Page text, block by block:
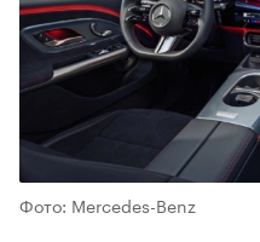
Фото: Mercedes-Benz